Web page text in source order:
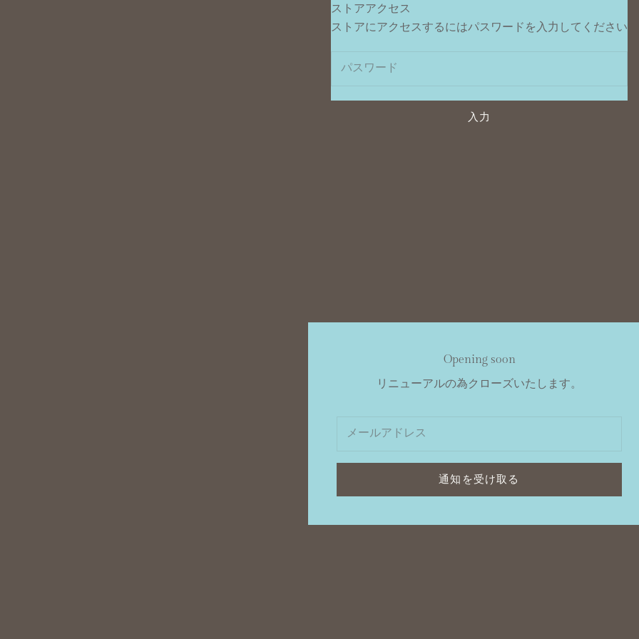
ストアアクセス
ストアにアクセスするにはパスワードを入力してください
入力
Opening soon
リニューアルの為クローズいたします。
通知を受け取る